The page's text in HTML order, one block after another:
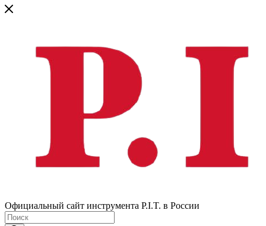
Официальный сайт инструмента P.I.T. в России